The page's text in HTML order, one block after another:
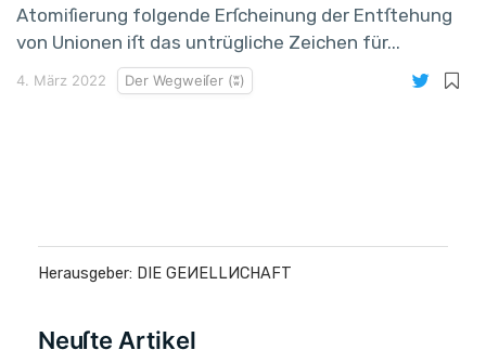
Atomiſierung folgende Erſcheinung der Entſtehung
von Unionen iſt das untrügliche Zeichen für...
4. März 2022 Der Wegweiſer (ʬ)
Herausgeber: DIE GEИELLИCHAFT
Neuſte Artikel